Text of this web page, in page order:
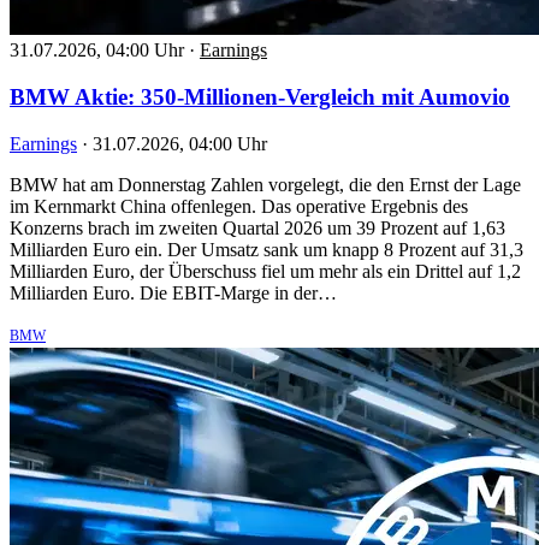
31.07.2026, 04:00 Uhr · Earnings
BMW Aktie: 350-Millionen-Vergleich mit Aumovio
Earnings · 31.07.2026, 04:00 Uhr
BMW hat am Donnerstag Zahlen vorgelegt, die den Ernst der Lage
im Kernmarkt China offenlegen. Das operative Ergebnis des
Konzerns brach im zweiten Quartal 2026 um 39 Prozent auf 1,63
Milliarden Euro ein. Der Umsatz sank um knapp 8 Prozent auf 31,3
Milliarden Euro, der Überschuss fiel um mehr als ein Drittel auf 1,2
Milliarden Euro. Die EBIT-Marge in der…
BMW